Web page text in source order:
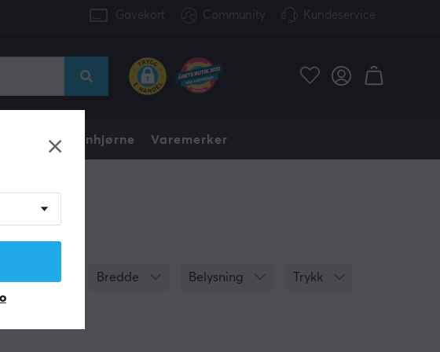
Gavekort Community Kundeservice
Funnhjørne Varemerker
Bredde Belysning Trykk